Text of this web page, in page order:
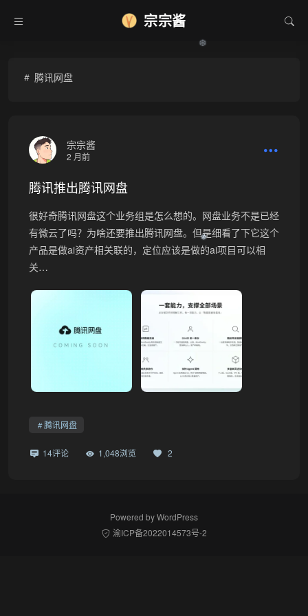
❅
❆
宗宗酱
腾讯网盘
宗宗酱
2 月前
腾讯推出腾讯网盘
很好奇腾讯网盘这个业务组是怎么想的。网盘业务不是已经
有微云了吗？为啥还要推出腾讯网盘。但是细看了下它这个
产品是做ai资产相关联的，定位应该是做的ai项目可以相
关…
腾讯网盘
14评论 1,048浏览 2
Powered byWordPress
渝ICP备2022014573号-2